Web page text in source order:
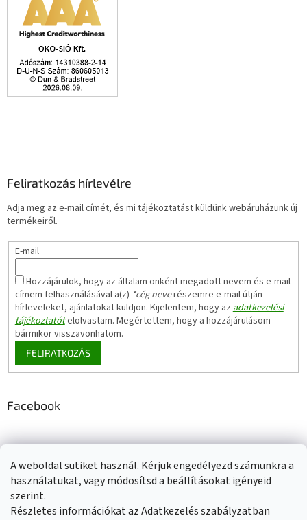
A weboldal sütiket használ. Kérjük engedélyezd számunkra a
használatukat, vagy módosítsd a beállításokat igényeid
szerint.
Részletes információkat az Adatkezelés szabályzatban
Feliratkozás hírlevélre
Adja meg az e-mail címét, és mi tájékoztatást küldünk webáruházunk új
termékeiről.
E-mail
Hozzájárulok, hogy az általam önként megadott nevem és e-mail
címem felhasználásával a(z) *cég neverészemre e-mail útján
hírleveleket, ajánlatokat küldjön. Kijelentem, hogy az adatkezelési
tájékoztatótelolvastam. Megértettem, hogy a hozzájárulásom
bármikor visszavonhatom.
FELIRATKOZÁS
Facebook
Adatkezelési tájékoztató Elérhetőségeink Impresszum
Üzleti feltételek (ÁSZF) Jótállási tájékoztató